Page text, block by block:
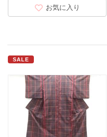
お気に入り
SALE